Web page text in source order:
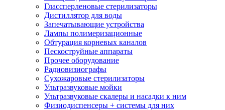
Глассперленовые стерилизаторы
Дистиллятор для воды
Запечатывающие устройства
Лампы полимеризационные
Обтурация корневых каналов
Пескоструйные аппараты
Прочее оборудование
Радиовизиографы
Сухожаровые стерилизаторы
Ультразвуковые мойки
Ультразвуковые скалеры и насадки к ним
Физиодиспенсеры + системы для них